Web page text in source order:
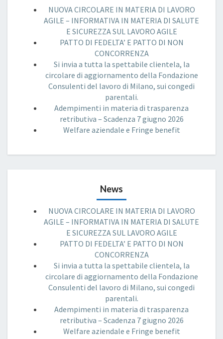
NUOVA CIRCOLARE IN MATERIA DI LAVORO
AGILE – INFORMATIVA IN MATERIA DI SALUTE
E SICUREZZA SUL LAVORO AGILE
PATTO DI FEDELTA’ E PATTO DI NON
CONCORRENZA
Si invia a tutta la spettabile clientela, la
circolare di aggiornamento della Fondazione
Consulenti del lavoro di Milano, sui congedi
parentali.
Adempimenti in materia di trasparenza
retributiva – Scadenza 7 giugno 2026
Welfare aziendale e Fringe benefit
News
NUOVA CIRCOLARE IN MATERIA DI LAVORO
AGILE – INFORMATIVA IN MATERIA DI SALUTE
E SICUREZZA SUL LAVORO AGILE
PATTO DI FEDELTA’ E PATTO DI NON
CONCORRENZA
Si invia a tutta la spettabile clientela, la
circolare di aggiornamento della Fondazione
Consulenti del lavoro di Milano, sui congedi
parentali.
Adempimenti in materia di trasparenza
retributiva – Scadenza 7 giugno 2026
Welfare aziendale e Fringe benefit